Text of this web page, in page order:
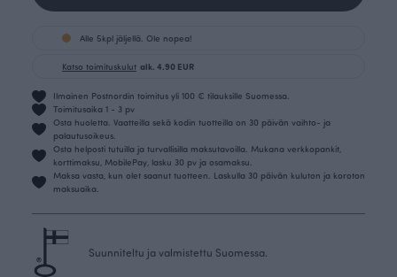
Alle 5kpl jäljellä. Ole nopea!
Katso toimituskulut alk. 4.90 EUR
Ilmainen Postnordin toimitus yli 100 € tilauksille Suomessa.
Toimitusaika 1 - 3 pv
Osta huoletta. Vaatteilla sekä kodin tuotteilla on 30 päivän vaihto- ja
palautusoikeus.
Osta helposti tutuilla ja turvallisilla maksutavoilla. Mukana verkkopankit,
korttimaksu, MobilePay, lasku 30 pv ja osamaksu.
Maksa vasta, kun olet saanut tuotteen. Laskulla 30 päivän kuluton ja koroton
maksuaika.
Suunniteltu ja valmistettu Suomessa.